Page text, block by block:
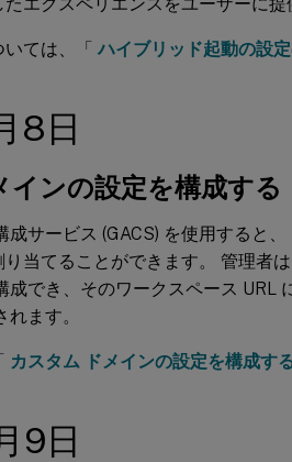
いては、「ハイブリッド起動の設
8日
インの設定を構成する
成サービス (GACS) を使用すると、
当てることができます。 管理者
成でき、そのワークスペース URL
ます。
カスタム ドメインの設定を構成す
9日